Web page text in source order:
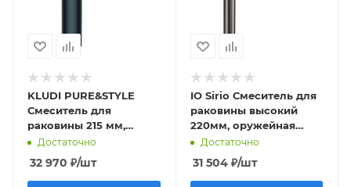
KLUDI PURE&STYLE
Смеситель для
раковины 215 мм,
черный матовый
Достаточно
32 970 ₽/шт
IO Sirio Смеситель для
раковины высокий
220мм, оружейная
сталь
Достаточно
31 504₽/шт